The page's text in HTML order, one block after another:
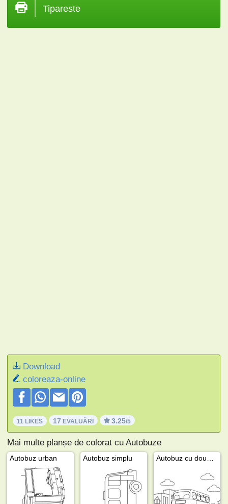
Tipareste
Download
coloreaza-online
11 LIKES 17 EVALUĂRI 3.25/5
Mai multe planșe de colorat cu Autobuze
Autobuz urban Autobuz simplu